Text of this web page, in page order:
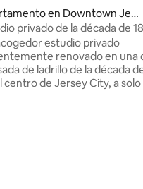
4.97 de 5, 151 reseñas
en Downtown Jer
privado de la década de
de Jersey City
estudio privado
renovado en una
de ladrillo de la década
centro de Jersey City, a solo